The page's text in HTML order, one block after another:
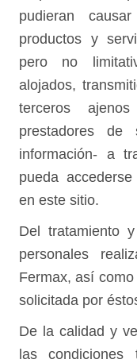
pudieran
productos y
pero no
alojados,
terceros
prestadores
información- a
pueda
en este sitio.
Del tratamiento
personales
Fermax, así
solicitada por
De la calidad y
las